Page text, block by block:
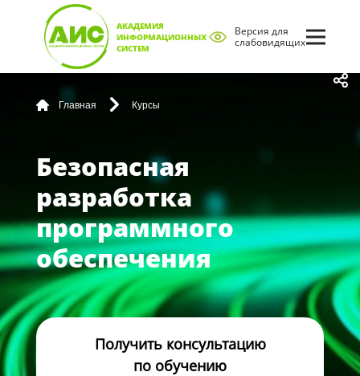
АКАДЕМИЯ
ИНФОРМАЦИОННЫХ
СИСТЕМ
Версия для
слабовидящих
Главная Курсы
Безопасная
разработка
программного
обеспечения
Получить консультацию
по обучению